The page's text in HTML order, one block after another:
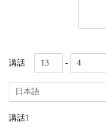
講話 -
講話1